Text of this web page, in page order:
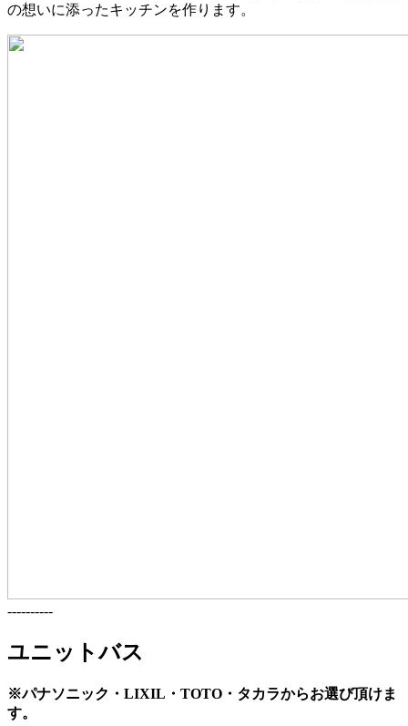
の想いに添ったキッチンを作ります。
----------
ユニットバス
※パナソニック・LIXIL・TOTO・タカラからお選び頂けま
す。